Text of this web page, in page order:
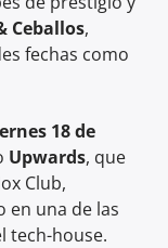
Ceballos,
fechas como
18 de
Upwards, que
Club,
una de las
tech-house.